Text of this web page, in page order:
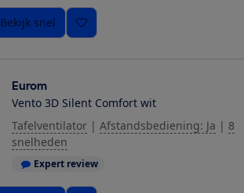
Bekijk snel
Eurom
Vento 3D Silent Comfort wit
Tafelventilator | Afstandsbediening: Ja | 8
snelheden
Expert review